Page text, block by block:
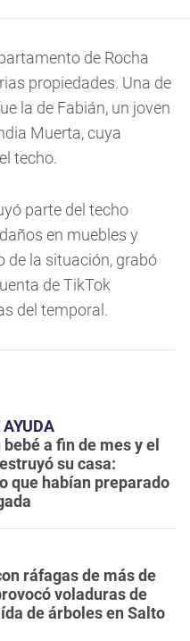
de Rocha
propiedades. Una de
la de Fabián, un joven
Muerta, cuya
techo.
parte del techo
en muebles y
de la situación, grabó
de TikTok
del temporal.
AYUDA
bebé a fin de mes y el
su casa:
que habían preparado
ráfagas de más de
voladuras de
de árboles en Salto